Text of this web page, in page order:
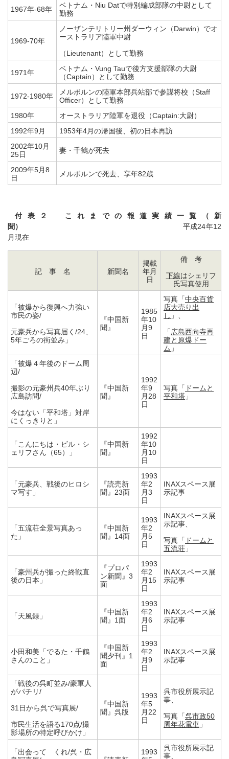
1967年-68年
ベトナム・Niu Datで特別編成部隊の中尉として
勤務
1969-70年
ノーザンテリトリー州ダーウィン（Darwin）でオ
ーストラリア陸軍中尉
（Lieutenant）として勤務
1971年
ベトナム・Vung Tauで後方支援部隊の大尉
（Captain）として勤務
1972-1980年
メルボルンの陸軍本部兵站部で参謀将校（Staff
Officer）として勤務
1980年
オーストラリア陸軍を退役（Captain:大尉）
1992年9月
1953年4月の帰国後、初の日本再訪
2002年10月
25日
妻・千鶴が死去
2009年5月8
日
メルボルンで死去、享年82歳
付表２ これまでの報道実績一覧（新
聞） 平成24年12
月現在
記 事 名 新聞名
掲載
年月
日
備 考
下線はシェリフ
氏写真使用
「被爆から復興へ力強い
市民の姿/
元豪兵から写真届く/24、
5年ごろの街並み」
『中国新
聞』
1985
年10
月9
日
写真「中央百貨
店大売り出
し 」、
「広島西向寺再
建と原爆ドー
ム 」
「被爆４年後のドーム周
辺/
撮影の元豪州兵40年ぶり
広島訪問/
今はない「平和塔」対岸
にくっきりと」
『中国新
聞』
1992
年9
月28
日
写真「 ドームと
平和塔 」
「こんにちは・ビル・シ
ェリフさん（65）」
『中国新
聞』
1992
年10
月10
日
「元豪兵、戦後のヒロシ
マ写す」
『読売新
聞』23面
1993
年2
月3
日
INAXスペース展
示記事
「五流荘全景写真あっ
た」
『中国新
聞』14面
1993
年2
月5
日
INAXスペース展
示記事、
写真「 ドームと
五流荘 」
「豪州兵が撮った終戦直
後の日本」
『プロパ
ン新聞』3
面
1993
年2
月15
日
INAXスペース展
示記事
「天風録」
『中国新
聞』1面
1993
年2
月6
日
INAXスペース展
示記事
小田和美「でるた・千鶴
さんのこと」
『中国新
聞夕刊』1
面
1993
年2
月9
日
INAXスペース展
示記事
「戦後の呉町並み/豪軍人
がパチリ/
31日から呉で写真展/
市民生活を語る170点/撮
影場所の特定呼びかけ」
『中国新
聞』呉版
1993
年5
月22
日
呉市役所展示記
事、
写真「呉市政50
周年花電車 」
「出会って くれ/呉・広
1993
呉市役所展示記
事、